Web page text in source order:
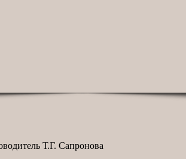
Т.Г. Сапронова